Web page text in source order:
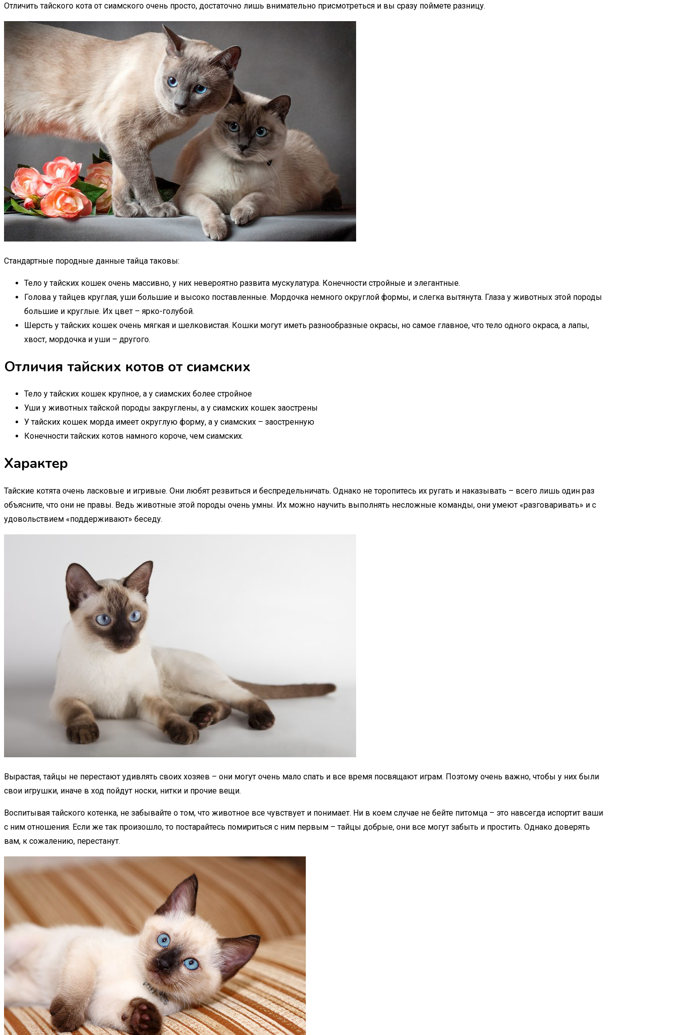
Отличить тайского кота от сиамского очень просто, достаточно лишь внимательно присмотреться и вы сразу поймете разницу.
Стандартные породные данные тайца таковы:
Тело у тайских кошек очень массивно, у них невероятно развита мускулатура. Конечности стройные и элегантные.
Голова у тайцев круглая, уши большие и высоко поставленные. Мордочка немного округлой формы, и слегка вытянута. Глаза у животных этой породы
большие и круглые. Их цвет – ярко-голубой.
Шерсть у тайских кошек очень мягкая и шелковистая. Кошки могут иметь разнообразные окрасы, но самое главное, что тело одного окраса, а лапы,
хвост, мордочка и уши – другого.
Отличия тайских котов от сиамских
Тело у тайских кошек крупное, а у сиамских более стройное
Уши у животных тайской породы закруглены, а у сиамских кошек заострены
У тайских кошек морда имеет округлую форму, а у сиамских – заостренную
Конечности тайских котов намного короче, чем сиамских.
Характер
Тайские котята очень ласковые и игривые. Они любят резвиться и беспредельничать. Однако не торопитесь их ругать и наказывать – всего лишь один раз
объясните, что они не правы. Ведь животные этой породы очень умны. Их можно научить выполнять несложные команды, они умеют «разговаривать» и с
удовольствием «поддерживают» беседу.
Вырастая, тайцы не перестают удивлять своих хозяев – они могут очень мало спать и все время посвящают играм. Поэтому очень важно, чтобы у них были
свои игрушки, иначе в ход пойдут носки, нитки и прочие вещи.
Воспитывая тайского котенка, не забывайте о том, что животное все чувствует и понимает. Ни в коем случае не бейте питомца – это навсегда испортит ваши
с ним отношения. Если же так произошло, то постарайтесь помириться с ним первым – тайцы добрые, они все могут забыть и простить. Однако доверять
вам, к сожалению, перестанут.